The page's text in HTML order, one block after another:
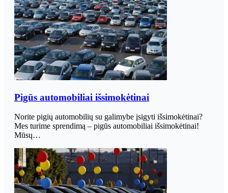
Pigūs automobiliai išsimokėtinai
Norite pigių automobilių su galimybe įsigyti išsimokėtinai?
Mes turime sprendimą – pigūs automobiliai išsimokėtinai!
Mūsų…